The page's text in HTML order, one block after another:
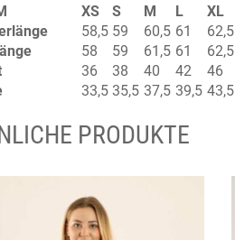
XS S M L
XL
58,5 59 60,5 61
62,5
58 59 61,5 61
62,5
36 38 40 42
46
33,5 35,5 37,5 39,5 43,5
PRODUKTE